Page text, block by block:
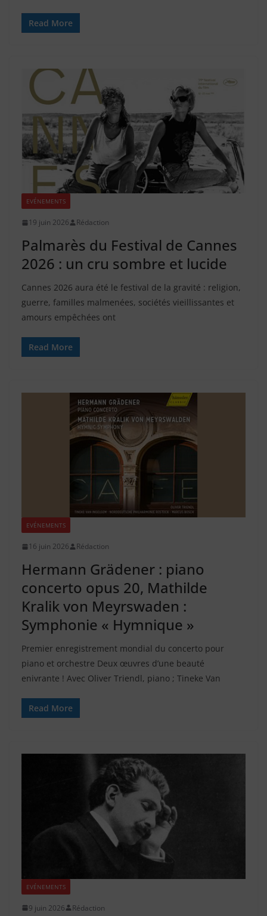
Read More
EVÉNEMENTS
19 juin 2026 Rédaction
Palmarès du Festival de Cannes
2026 : un cru sombre et lucide
Cannes 2026 aura été le festival de la gravité : religion,
guerre, familles malmenées, sociétés vieillissantes et
amours empêchées ont
Read More
EVÉNEMENTS
16 juin 2026 Rédaction
Hermann Grädener : piano
concerto opus 20, Mathilde
Kralik von Meyrswaden :
Symphonie « Hymnique »
Premier enregistrement mondial du concerto pour
piano et orchestre Deux œuvres d’une beauté
enivrante ! Avec Oliver Triendl, piano ; Tineke Van
Read More
EVÉNEMENTS
9 juin 2026 Rédaction